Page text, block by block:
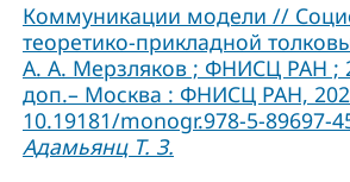
Коммуникации модели //
теоретико-прикладной
А. А. Мерзляков ; ФНИСЦ РАН ;
доп.– Москва : ФНИСЦ РАН,
10.19181/monogr.978-5-89697-
Адамьянц Т. З.